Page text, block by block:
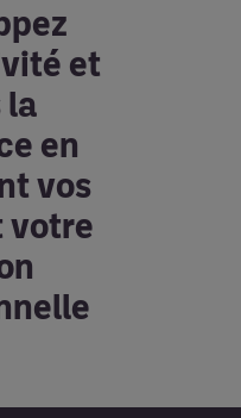
et
la
en
vos
votre